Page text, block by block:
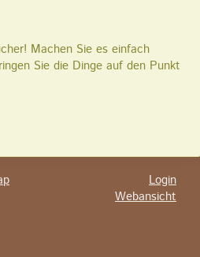
Machen Sie es einfach
Sie die Dinge auf den Punkt
Login
Webansicht